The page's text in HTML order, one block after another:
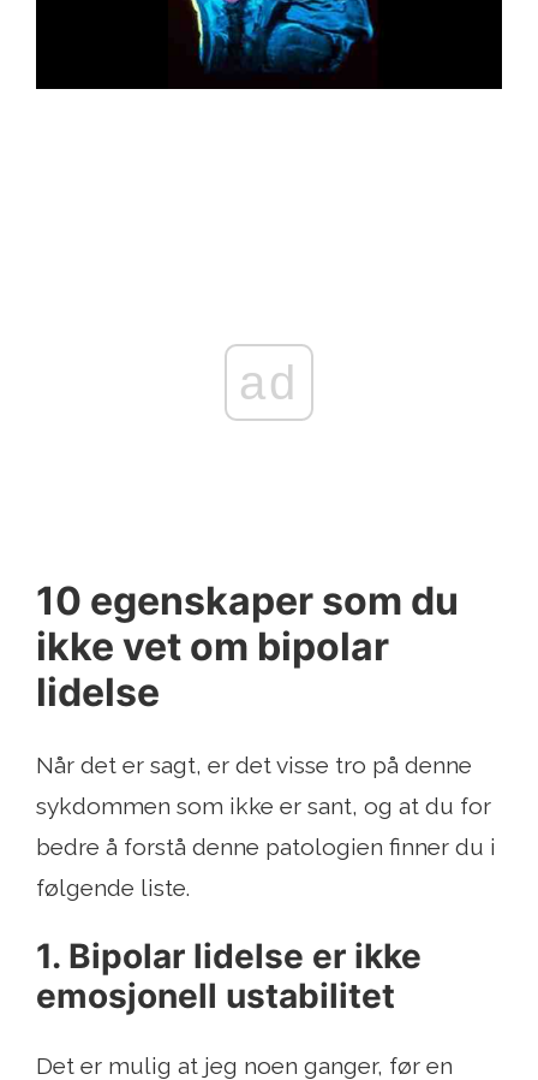
ad
10 egenskaper som du
ikke vet om bipolar
lidelse
Når det er sagt, er det visse tro på denne
sykdommen som ikke er sant, og at du for
bedre å forstå denne patologien finner du i
følgende liste.
1. Bipolar lidelse er ikke
emosjonell ustabilitet
Det er mulig at jeg noen ganger, før en